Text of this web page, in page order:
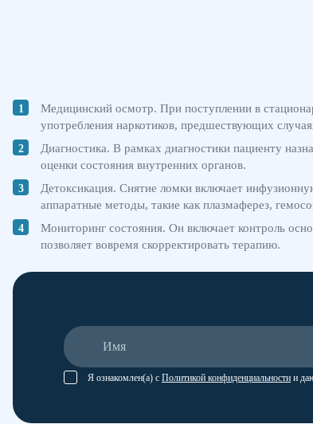
Медицинский осмотр. При поступлении в
употребления наркотиков, предшествующих
Диагностика. В рамках диагностики пациенту
оценки состояния внутренних органов.
Детоксикация. Снятие ломки включает
аппаратные методы, такие как плазмаферез,
Мониторинг состояния. Он включает контроль
позволяет вовремя скорректировать терапию.
Я ознакомлен(а) с Политикой конфиденциальности и